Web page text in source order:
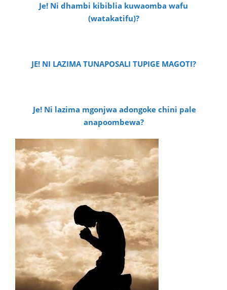
Je! Ni dhambi kibiblia kuwaomba wafu
(watakatifu)?
JE! NI LAZIMA TUNAPOSALI TUPIGE MAGOTI?
Je! Ni lazima mgonjwa adongoke chini pale
anapoombewa?